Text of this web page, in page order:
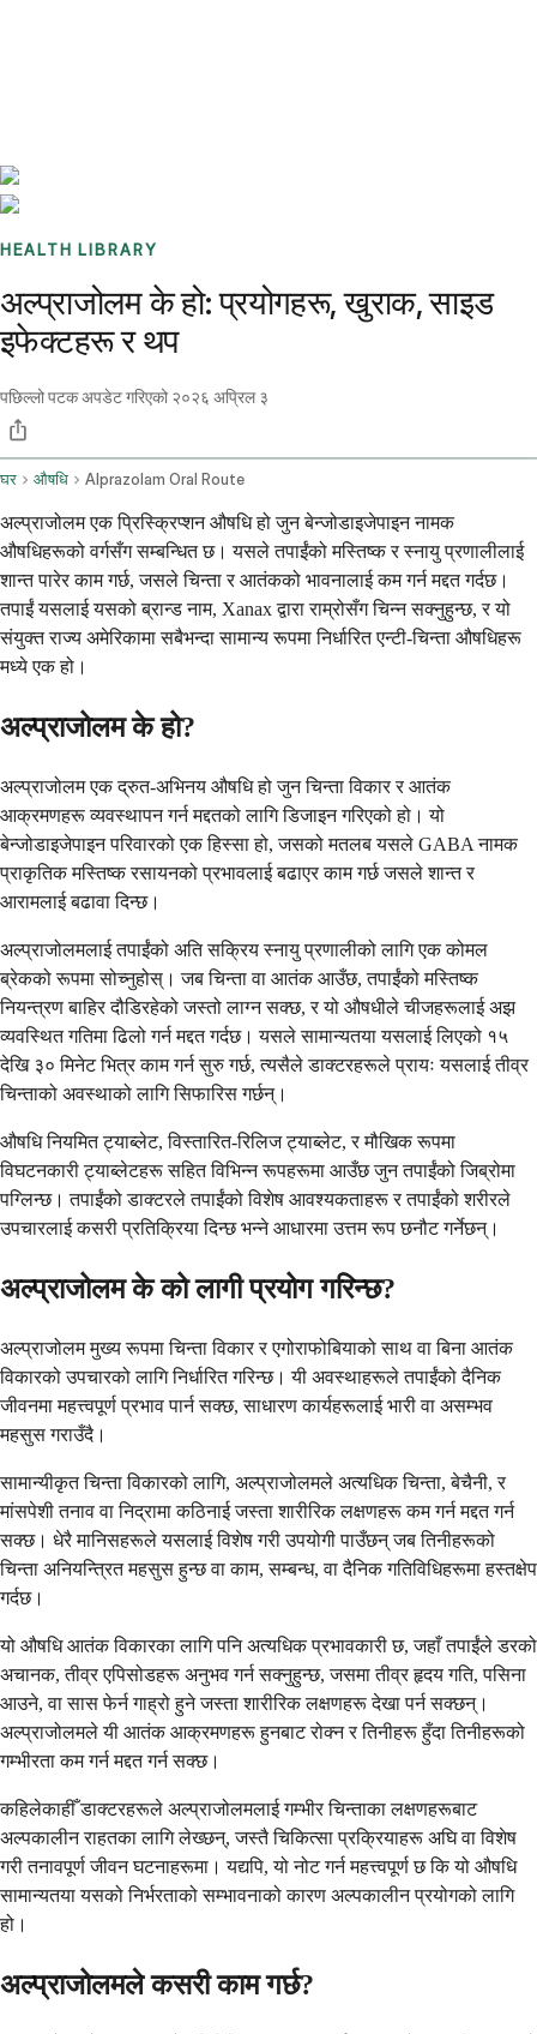
HEALTH LIBRARY
अल्प्राजोलम के हो: प्रयोगहरू, खुराक, साइड
इफेक्टहरू र थप
पछिल्लो पटक अपडेट गरिएको २०२६ अप्रिल ३
घर औषधि Alprazolam Oral Route
अल्प्राजोलम एक प्रिस्क्रिप्शन औषधि हो जुन बेन्जोडाइजेपाइन नामक
औषधिहरूको वर्गसँग सम्बन्धित छ। यसले तपाईंको मस्तिष्क र स्नायु प्रणालीलाई
शान्त पारेर काम गर्छ, जसले चिन्ता र आतंकको भावनालाई कम गर्न मद्दत गर्दछ।
तपाईं यसलाई यसको ब्रान्ड नाम, Xanax द्वारा राम्रोसँग चिन्न सक्नुहुन्छ, र यो
संयुक्त राज्य अमेरिकामा सबैभन्दा सामान्य रूपमा निर्धारित एन्टी-चिन्ता औषधिहरू
मध्ये एक हो।
अल्प्राजोलम के हो?
अल्प्राजोलम एक द्रुत-अभिनय औषधि हो जुन चिन्ता विकार र आतंक
आक्रमणहरू व्यवस्थापन गर्न मद्दतको लागि डिजाइन गरिएको हो। यो
बेन्जोडाइजेपाइन परिवारको एक हिस्सा हो, जसको मतलब यसले GABA नामक
प्राकृतिक मस्तिष्क रसायनको प्रभावलाई बढाएर काम गर्छ जसले शान्त र
आरामलाई बढावा दिन्छ।
अल्प्राजोलमलाई तपाईंको अति सक्रिय स्नायु प्रणालीको लागि एक कोमल
ब्रेकको रूपमा सोच्नुहोस्। जब चिन्ता वा आतंक आउँछ, तपाईंको मस्तिष्क
नियन्त्रण बाहिर दौडिरहेको जस्तो लाग्न सक्छ, र यो औषधीले चीजहरूलाई अझ
व्यवस्थित गतिमा ढिलो गर्न मद्दत गर्दछ। यसले सामान्यतया यसलाई लिएको १५
देखि ३० मिनेट भित्र काम गर्न सुरु गर्छ, त्यसैले डाक्टरहरूले प्रायः यसलाई तीव्र
चिन्ताको अवस्थाको लागि सिफारिस गर्छन्।
औषधि नियमित ट्याब्लेट, विस्तारित-रिलिज ट्याब्लेट, र मौखिक रूपमा
विघटनकारी ट्याब्लेटहरू सहित विभिन्न रूपहरूमा आउँछ जुन तपाईंको जिब्रोमा
पग्लिन्छ। तपाईंको डाक्टरले तपाईंको विशेष आवश्यकताहरू र तपाईंको शरीरले
उपचारलाई कसरी प्रतिक्रिया दिन्छ भन्ने आधारमा उत्तम रूप छनौट गर्नेछन्।
अल्प्राजोलम के को लागी प्रयोग गरिन्छ?
अल्प्राजोलम मुख्य रूपमा चिन्ता विकार र एगोराफोबियाको साथ वा बिना आतंक
विकारको उपचारको लागि निर्धारित गरिन्छ। यी अवस्थाहरूले तपाईंको दैनिक
जीवनमा महत्त्वपूर्ण प्रभाव पार्न सक्छ, साधारण कार्यहरूलाई भारी वा असम्भव
महसुस गराउँदै।
सामान्यीकृत चिन्ता विकारको लागि, अल्प्राजोलमले अत्यधिक चिन्ता, बेचैनी, र
मांसपेशी तनाव वा निद्रामा कठिनाई जस्ता शारीरिक लक्षणहरू कम गर्न मद्दत गर्न
सक्छ। धेरै मानिसहरूले यसलाई विशेष गरी उपयोगी पाउँछन् जब तिनीहरूको
चिन्ता अनियन्त्रित महसुस हुन्छ वा काम, सम्बन्ध, वा दैनिक गतिविधिहरूमा हस्तक्षेप
गर्दछ।
यो औषधि आतंक विकारका लागि पनि अत्यधिक प्रभावकारी छ, जहाँ तपाईंले डरको
अचानक, तीव्र एपिसोडहरू अनुभव गर्न सक्नुहुन्छ, जसमा तीव्र हृदय गति, पसिना
आउने, वा सास फेर्न गाह्रो हुने जस्ता शारीरिक लक्षणहरू देखा पर्न सक्छन्।
अल्प्राजोलमले यी आतंक आक्रमणहरू हुनबाट रोक्न र तिनीहरू हुँदा तिनीहरूको
गम्भीरता कम गर्न मद्दत गर्न सक्छ।
कहिलेकाहीँ डाक्टरहरूले अल्प्राजोलमलाई गम्भीर चिन्ताका लक्षणहरूबाट
अल्पकालीन राहतका लागि लेख्छन्, जस्तै चिकित्सा प्रक्रियाहरू अघि वा विशेष
गरी तनावपूर्ण जीवन घटनाहरूमा। यद्यपि, यो नोट गर्न महत्त्वपूर्ण छ कि यो औषधि
सामान्यतया यसको निर्भरताको सम्भावनाको कारण अल्पकालीन प्रयोगको लागि
हो।
अल्प्राजोलमले कसरी काम गर्छ?